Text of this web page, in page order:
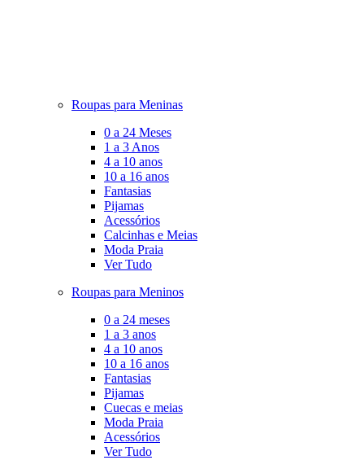
Roupas para Meninas
0 a 24 Meses
1 a 3 Anos
4 a 10 anos
10 a 16 anos
Fantasias
Pijamas
Acessórios
Calcinhas e Meias
Moda Praia
Ver Tudo
Roupas para Meninos
0 a 24 meses
1 a 3 anos
4 a 10 anos
10 a 16 anos
Fantasias
Pijamas
Cuecas e meias
Moda Praia
Acessórios
Ver Tudo